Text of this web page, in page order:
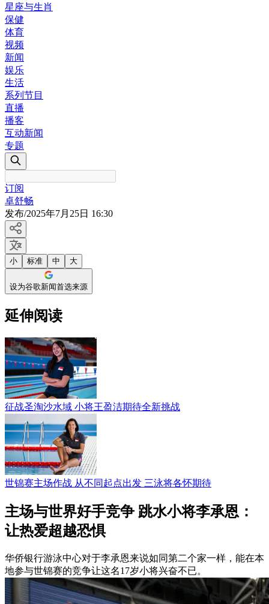
星座与生肖
保健
体育
视频
新闻
娱乐
生活
系列节目
直播
播客
互动新闻
专题
订阅
卓舒畅
发布/2025年7月25日 16:30
小 标准 中 大
设为谷歌新闻首选来源
延伸阅读
征战圣淘沙水域 小将王盈洁期待全新挑战
世锦赛主场作战 从不同起点出发 三泳将各怀期待
主场与世界好手竞争 跳水小将李承恩：
让热爱超越恐惧
华侨银行游泳中心对于李承恩来说如同第二个家一样，能在本
地参与世锦赛的竞争让这名17岁小将兴奋不已。